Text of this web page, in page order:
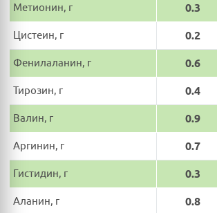
Метионин, г 0.3
Цистеин, г 0.2
Фенилаланин, г 0.6
Тирозин, г 0.4
Валин, г 0.9
Аргинин, г 0.7
Гистидин, г 0.3
Аланин, г 0.8